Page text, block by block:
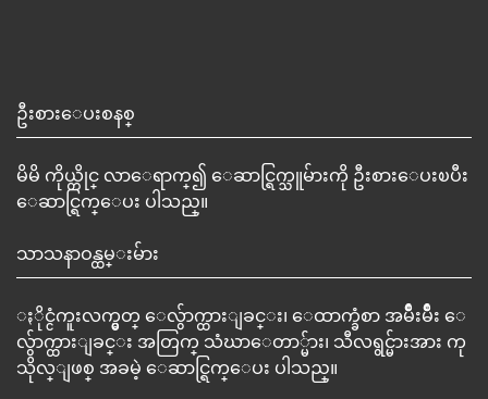
ဦးစားေပးစနစ္
မိမိ ကိုယ္တိုင္ လာေရာက္၍ ေဆာင္ရြက္သူမ်ားကို ဦးစားေပးၿပီး
ေဆာင္ရြက္ေပး ပါသည္။
သာသနာဝန္ထမ္းမ်ား
ႏိုင္ငံကူးလက္မွတ္ ေလွ်ာက္ထားျခင္း၊ ေထာက္ခံစာ အမ်ိဳးမ်ိဳး ေ
လွ်ာက္ထားျခင္း အတြက္ သံဃာေတာ္မ်ား၊ သီလရွင္မ်ားအား ကု
သိုလ္ျဖစ္ အခမဲ့ ေဆာင္ရြက္ေပး ပါသည္။